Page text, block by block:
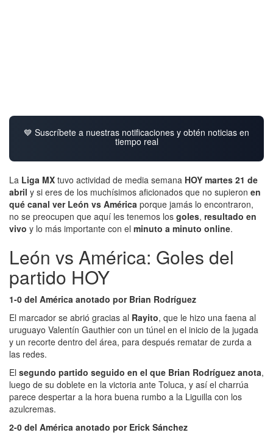
💙 Suscríbete a nuestras notificaciones y obtén noticias en
tiempo real
La Liga MX tuvo actividad de media semana HOY martes 21 de
abril y si eres de los muchísimos aficionados que no supieron en
qué canal ver León vs América porque jamás lo encontraron,
no se preocupen que aquí les tenemos los goles, resultado en
vivo y lo más importante con el minuto a minuto online.
León vs América: Goles del
partido HOY
1-0 del América anotado por Brian Rodríguez
El marcador se abrió gracias al Rayito, que le hizo una faena al
uruguayo Valentín Gauthier con un túnel en el inicio de la jugada
y un recorte dentro del área, para después rematar de zurda a
las redes.
El segundo partido seguido en el que Brian Rodríguez anota,
luego de su doblete en la victoria ante Toluca, y así el charrúa
parece despertar a la hora buena rumbo a la Liguilla con los
azulcremas.
2-0 del América anotado por Erick Sánchez